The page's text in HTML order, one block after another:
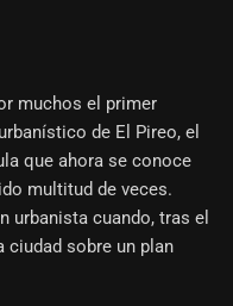
muchos el primer
de El Pireo, el
que ahora se conoce
multitud de veces.
urbanista cuando, tras el
ciudad sobre un plan